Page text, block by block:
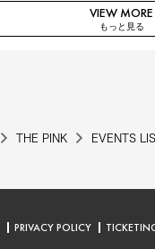
VIEW MORE
もっと見る
THE PINK EVENTS
PRIVACY POLICY